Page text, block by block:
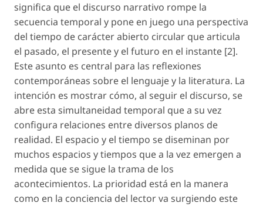
significa que el discurso narrativo rompe la
secuencia temporal y pone en juego una perspectiva
del tiempo de carácter abierto circular que articula
el pasado, el presente y el futuro en el instante [2].
Este asunto es central para las reflexiones
contemporáneas sobre el lenguaje y la literatura. La
intención es mostrar cómo, al seguir el discurso, se
abre esta simultaneidad temporal que a su vez
configura relaciones entre diversos planos de
realidad. El espacio y el tiempo se diseminan por
muchos espacios y tiempos que a la vez emergen a
medida que se sigue la trama de los
acontecimientos. La prioridad está en la manera
como en la conciencia del lector va surgiendo este